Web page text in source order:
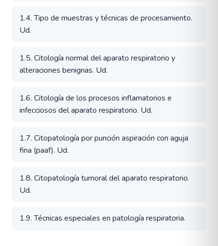
1.4. Tipo de muestras y técnicas de procesamiento.
Ud.
1.5. Citología normal del aparato respiratorio y
alteraciones benignas. Ud.
1.6. Citología de los procesos inflamatorios e
infecciosos del aparato respiratorio. Ud.
1.7. Citopatología por punción aspiración con aguja
fina (paaf). Ud.
1.8. Citopatología tumoral del aparato respiratorio.
Ud.
1.9. Técnicas especiales en patología respiratoria.